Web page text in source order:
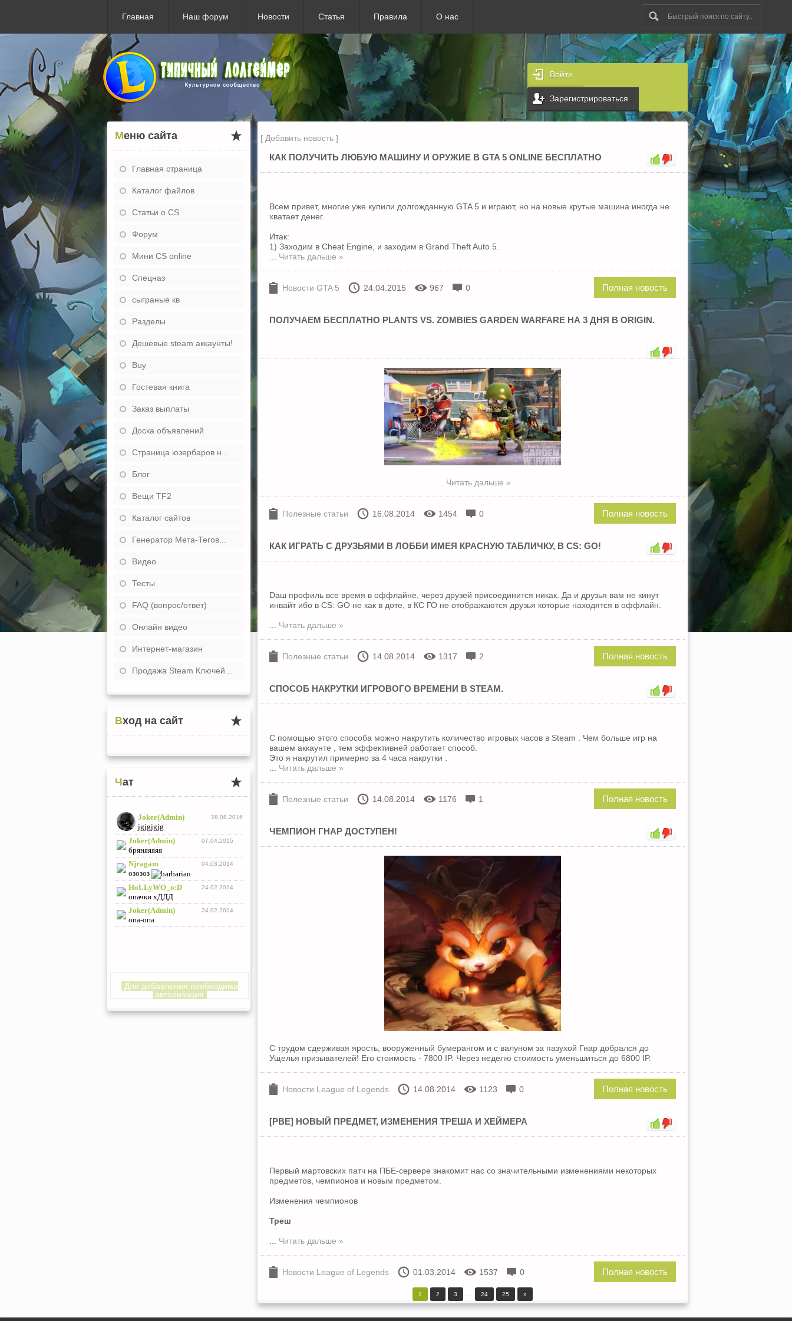
Главная Наш форум Новости Статья Правила О нас
Войти
Зарегистрироваться
Меню сайта
Главная страница
Каталог файлов
Статьи о CS
Форум
Мини CS online
Спецназ
сыграные кв
Разделы
Дешевые steam аккаунты!
Buy
Гостевая книга
Заказ выплаты
Доска объявлений
Страница юзербаров н...
Блог
Вещи TF2
Каталог сайтов
Генератор Мета-Тегов...
Видео
Тесты
FAQ (вопрос/ответ)
Онлайн видео
Интернет-магазин
Продажа Steam Ключей...
Вход на сайт
Чат
Для добавления необходима
авторизация
[ Добавить новость ]
КАК ПОЛУЧИТЬ ЛЮБУЮ МАШИНУ И ОРУЖИЕ В GTA 5 ONLINE БЕСПЛАТНО
Всем привет, многие уже купили долгожданную GTA 5 и играют, но на новые крутые машина иногда не
хватает денег.
Итак:
1) Заходим в Cheat Engine, и заходим в Grand Theft Auto 5.
Читать дальше »
Новости GTA 5 24.04.2015 967 0 Полная новость
ПОЛУЧАЕМ БЕСПЛАТНО PLANTS VS. ZOMBIES GARDEN WARFARE НА 3 ДНЯ В ORIGIN.
Читать дальше »
Полезные статьи 16.08.2014 1454 0 Полная новость
КАК ИГРАТЬ С ДРУЗЬЯМИ В ЛОББИ ИМЕЯ КРАСНУЮ ТАБЛИЧКУ, В CS: GO!
Dаш профиль все время в оффлайне, через друзей присоединится никак. Да и друзья вам не кинут
инвайт ибо в CS: GO не как в доте, в КС ГО не отображаются друзья которые находятся в оффлайн.
Читать дальше »
Полезные статьи 14.08.2014 1317 2 Полная новость
СПОСОБ НАКРУТКИ ИГРОВОГО ВРЕМЕНИ В STEAM.
С помощью этого способа можно накрутить количество игровых часов в Steam . Чем больше игр на
вашем аккаунте , тем эффективней работает способ.
Это я накрутил примерно за 4 часа накрутки .
Читать дальше »
Полезные статьи 14.08.2014 1176 1 Полная новость
ЧЕМПИОН ГНАР ДОСТУПЕН!
С трудом сдерживая ярость, вооруженный бумерангом и с валуном за пазухой Гнар добрался до
Ущелья призывателей! Его стоимость - 7800 IP. Через неделю стоимость уменьшиться до 6800 IP.
Новости League of Legends 14.08.2014 1123 0 Полная новость
[PBE] НОВЫЙ ПРЕДМЕТ, ИЗМЕНЕНИЯ ТРЕША И ХЕЙМЕРА
Первый мартовских патч на ПБЕ-сервере знакомит нас со значительными изменениями некоторых
предметов, чемпионов и новым предметом.
Изменения чемпионов
Треш
Читать дальше »
Новости League of Legends 01.03.2014 1537 0 Полная новость
1 2 3 24 25 »